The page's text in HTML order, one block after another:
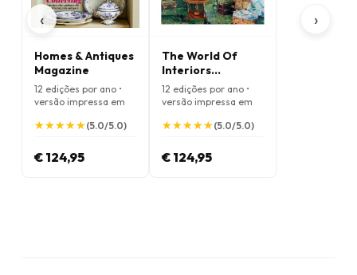
‹
Homes & Antiques
Magazine
12 edições por ano •
versão impressa em
★
★★
★★
★★
★★
★(5.0/5.0)
€ 124,95
The World Of
Interiors
Magazine
12 edições por ano •
versão impressa em
★
★★
★★
★★
★★
★(5.0/5.0)
€ 124,95
›